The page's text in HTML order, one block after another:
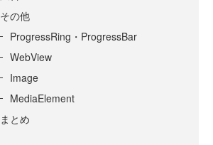
その他
ProgressRing・ProgressBar
WebView
Image
MediaElement
まとめ